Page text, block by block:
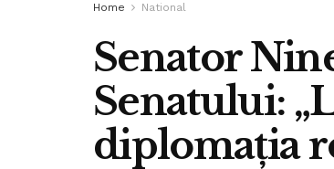
Home National
Senator
Senatului:
diplomația